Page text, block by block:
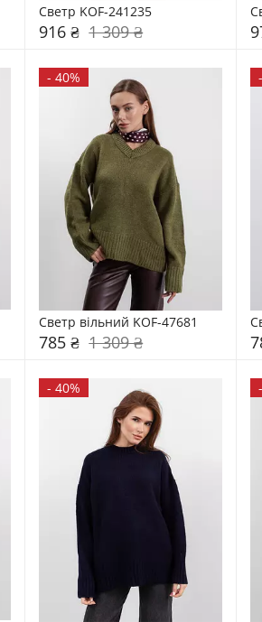
Светр KOF-241235
916 ₴ 1 309 ₴
-40%
Светр вільний KOF-47681
785 ₴ 1 309 ₴
-
-40% -